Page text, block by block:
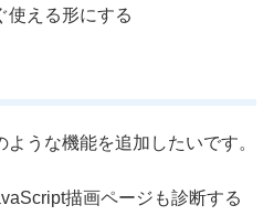
使える形にする
うな機能を追加したいです。
描画ページも診断する